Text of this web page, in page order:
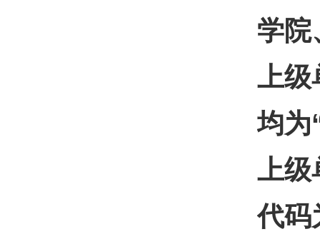
学院
上级
均为
上级
代码